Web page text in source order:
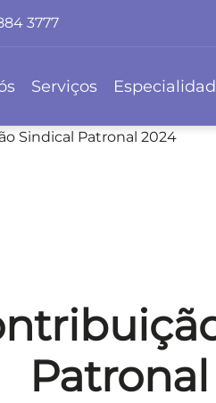
3777
Serviços
Sindical Patronal 2024